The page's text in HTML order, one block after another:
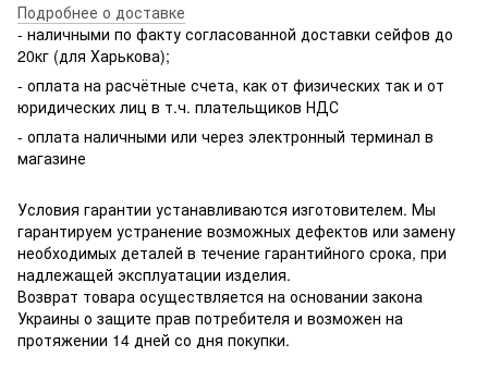
Подробнее о доставке
- наличными по факту согласованной доставки сейфов до
20кг (для Харькова);
- оплата на расчётные счета, как от физических так и от
юридических лиц в т.ч. плательщиков НДС
- оплата наличными или через электронный терминал в
магазине
Условия гарантии устанавливаются изготовителем. Мы
гарантируем устранение возможных дефектов или замену
необходимых деталей в течение гарантийного срока, при
надлежащей эксплуатации изделия.
Возврат товара осуществляется на основании закона
Украины о защите прав потребителя и возможен на
протяжении 14 дней со дня покупки.